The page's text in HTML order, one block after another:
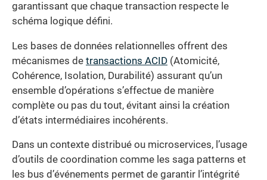
garantissant que chaque transaction respecte le
schéma logique défini.
Les bases de données relationnelles offrent des
mécanismes de transactions ACID (Atomicité,
Cohérence, Isolation, Durabilité) assurant qu’un
ensemble d’opérations s’effectue de manière
complète ou pas du tout, évitant ainsi la création
d’états intermédiaires incohérents.
Dans un contexte distribué ou microservices, l’usage
d’outils de coordination comme les saga patterns et
les bus d’événements permet de garantir l’intégrité